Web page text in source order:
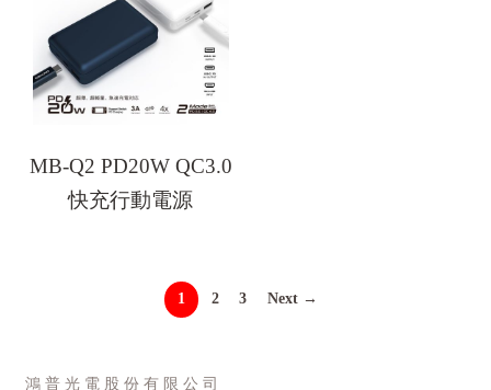
MB-Q2 PD20W QC3.0
快充行動電源
1 2 3 Next →
鴻 普 光 電 股 份 有 限 公 司